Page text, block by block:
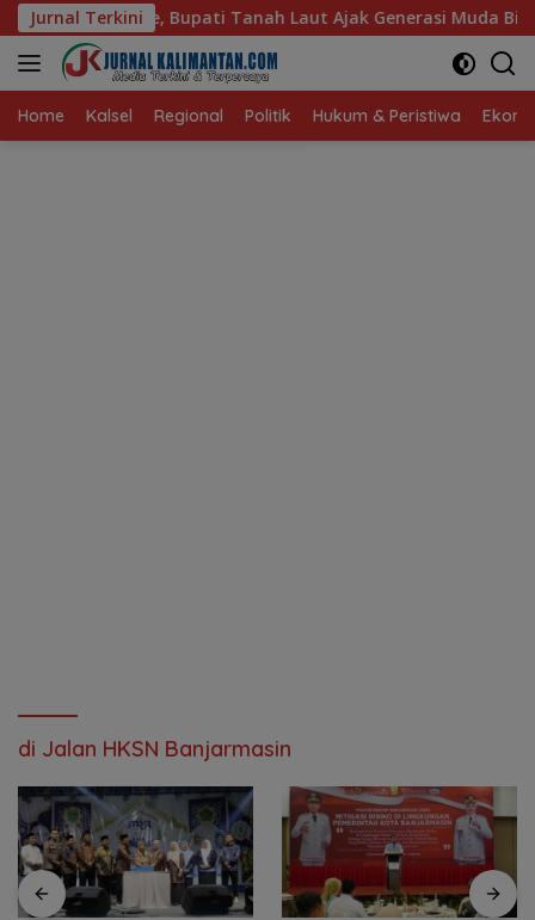
Langsung
ke
konten
Jurnal Terkini
Laut Ajak Generasi Muda Bijak Bermedia Sosial
Home Kalsel Regional Politik Hukum & Peristiwa
di Jalan HKSN Banjarmasin